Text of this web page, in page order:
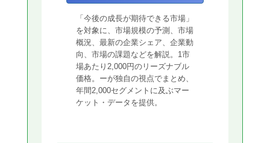
「今後の成長が期待できる市場」
を対象に、市場規模の予測、市場
概況、最新の企業シェア、企業動
向、市場の課題などを解説。1市
場あたり2,000円のリーズナブル
価格。ーが独自の視点でまとめ、
年間2,000セグメントに及ぶマー
ケット・データを提供。